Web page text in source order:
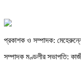
প্রকাশক ও সম্পাদক:
সম্পাদক মণ্ডলীর সভাপতি: